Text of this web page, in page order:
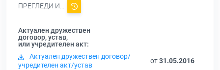
ПРЕГЛЕДИ И...
Актуален дружествен
договор, устав,
или учредителен акт:
Актуален дружествен договор/
учредителен акт/устав
от31.05.2016